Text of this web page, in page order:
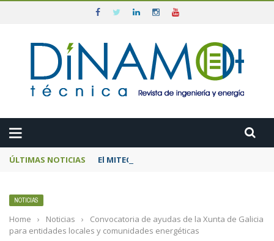
ÚLTIMAS NOTICIAS El MITECO prepara una subasta de 600
NOTICIAS
Home › Noticias ›
Convocatoria de ayudas de la Xunta de Galicia
para entidades locales y comunidades energéticas